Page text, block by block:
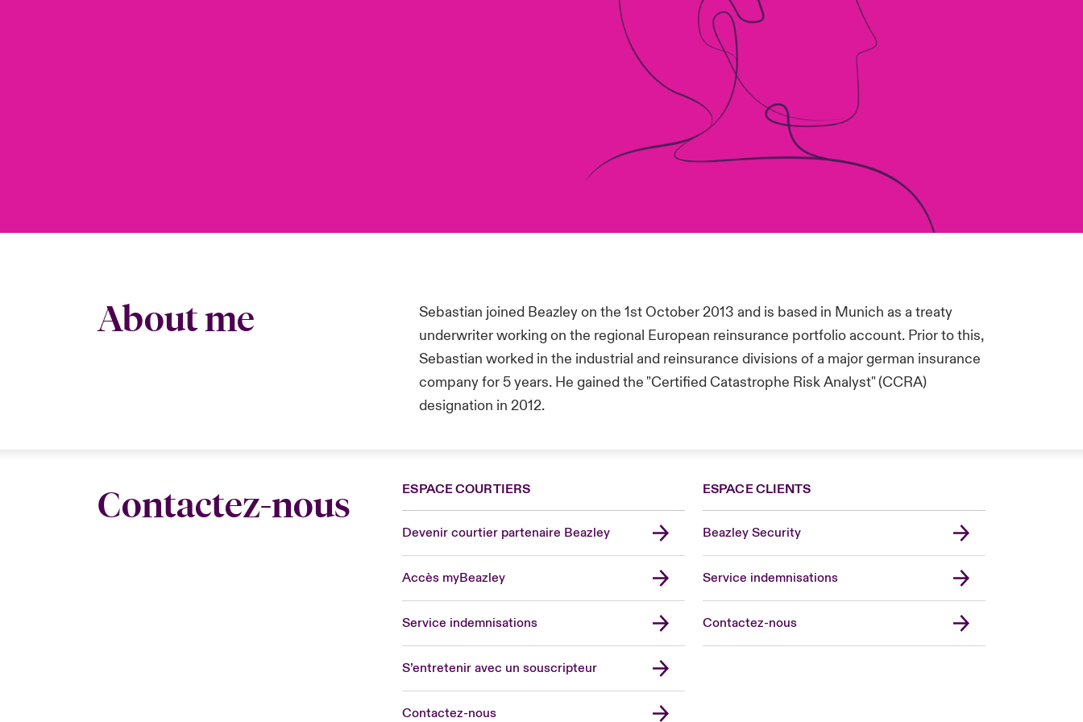
About me
Sebastian joined Beazley on the 1st October 2013 and is based in Munich as a treaty
underwriter working on the regional European reinsurance portfolio account. Prior to this,
Sebastian worked in the industrial and reinsurance divisions of a major german insurance
company for 5 years. He gained the "Certified Catastrophe Risk Analyst" (CCRA)
designation in 2012.
Contactez-nous ESPACE COURTIERS
Devenir courtier partenaire Beazley
Accès myBeazley
Service indemnisations
S’entretenir avec un souscripteur
Contactez-nous
ESPACE CLIENTS
Beazley Security
Service indemnisations
Contactez-nous
United Kingdom